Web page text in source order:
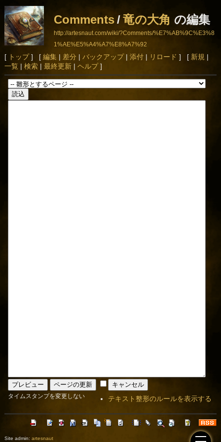
Comments/竜の大角 の編集
http://artesnaut.com/wiki/?Comments/%E7%AB%9C%E3%8
1%AE%E5%A4%A7%E8%A7%92
[ トップ] [ 編集| 差分 | バックアップ| 添付| リロード ] [ 新規 |
一覧| 検索| 最終更新| ヘルプ]
タイムスタンプを変更しない テキスト整形のルールを表示する
Site admin: artesnaut